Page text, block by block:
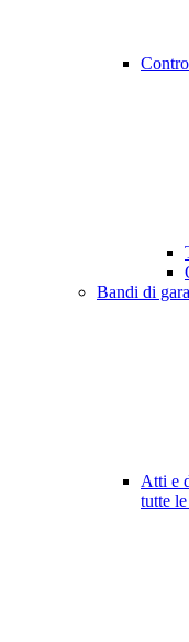
Bandi di
Atti e
tutte